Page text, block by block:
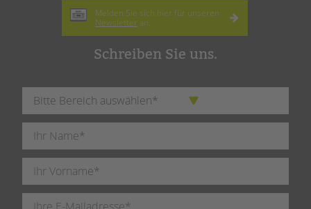
Melden Sie sich hier für unseren
Newsletter an.
Schreiben Sie uns.